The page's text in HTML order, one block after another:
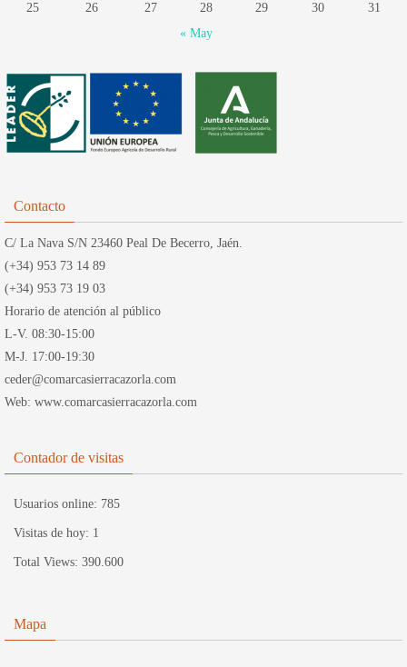
25 26 27 28 29 30
31
« May
Contacto
C/ La Nava S/N 23460 Peal De Becerro, Jaén.
(+34) 953 73 14 89
(+34) 953 73 19 03
Horario de atención al público
L-V. 08:30-15:00
M-J. 17:00-19:30
ceder@comarcasierracazorla.com
Web: www.comarcasierracazorla.com
Contador de visitas
Usuarios online: 785
Visitas de hoy: 1
Total Views: 390.600
Mapa